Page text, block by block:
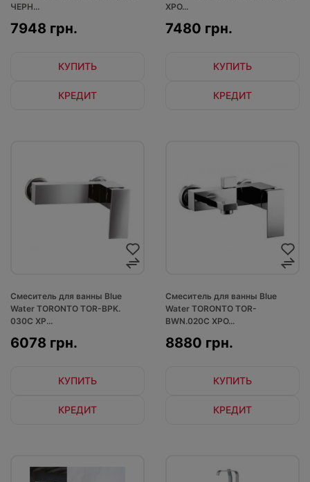
ЧЕРН...
7948 грн.
КУПИТЬ
КРЕДИТ
ХРО...
7480 грн.
КУПИТЬ
КРЕДИТ
Смеситель для ванны Blue
Water TORONTO TOR-BPK.
030C ХР...
6078 грн.
КУПИТЬ
КРЕДИТ
Смеситель для ванны Blue
Water TORONTO TOR-
BWN.020C ХРО...
8880 грн.
КУПИТЬ
КРЕДИТ